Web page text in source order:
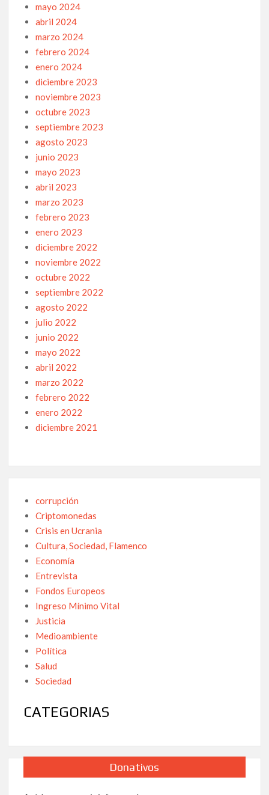
mayo 2024
abril 2024
marzo 2024
febrero 2024
enero 2024
diciembre 2023
noviembre 2023
octubre 2023
septiembre 2023
agosto 2023
junio 2023
mayo 2023
abril 2023
marzo 2023
febrero 2023
enero 2023
diciembre 2022
noviembre 2022
octubre 2022
septiembre 2022
agosto 2022
julio 2022
junio 2022
mayo 2022
abril 2022
marzo 2022
febrero 2022
enero 2022
diciembre 2021
corrupción
Criptomonedas
Crisis en Ucrania
Cultura, Sociedad, Flamenco
Economía
Entrevista
Fondos Europeos
Ingreso Mínimo Vital
Justicia
Medioambiente
Política
Salud
Sociedad
CATEGORIAS
Donativos